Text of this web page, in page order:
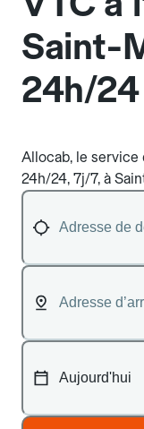
Saint-
24h/
Allocab, le service
24h/24, 7j/7, à